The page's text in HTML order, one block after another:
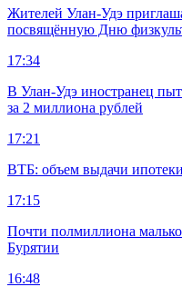
Жителей Улан-Удэ
посвящённую Дню
17:34
В Улан-Удэ иностранец
за 2 миллиона рублей
17:21
ВТБ: объем выдачи
17:15
Почти полмиллиона
Бурятии
16:48